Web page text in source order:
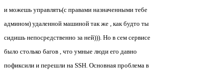
и можешь управлять(с правами назначенными тебе
админом) удаленной машиной так же , как будто ты
сидишь непосредственно за ней))). Но в сем сервисе
было столько багов , что умные люди его давно
пофиксили и перешли на SSH. Основная проблема в